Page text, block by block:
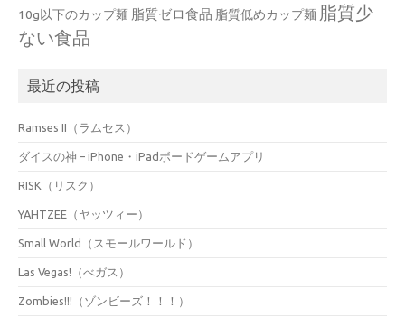
10g以下のカップ麺 脂質ゼロ食品 脂質低めカップ麺 脂質少
ない食品
最近の投稿
Ramses II（ラムセス）
ダイスの神 – iPhone・iPadボードゲームアプリ
RISK（リスク）
YAHTZEE（ヤッツィー）
Small World（スモールワールド）
Las Vegas!（べガス）
Zombies!!!（ゾンビーズ！！！）